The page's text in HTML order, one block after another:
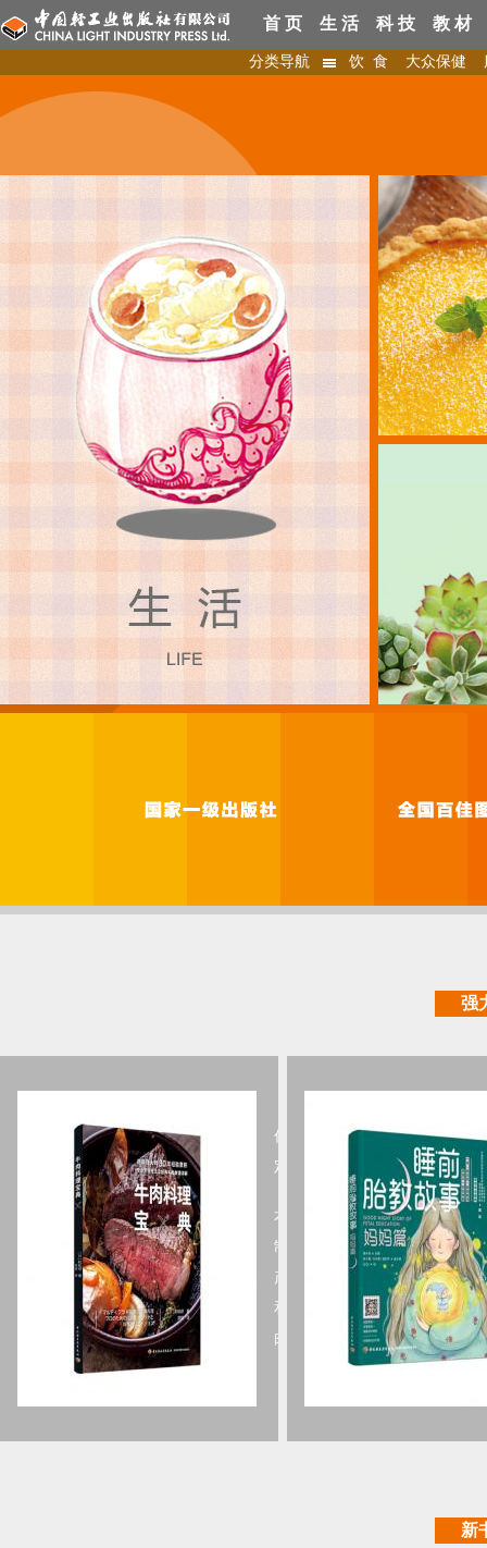
首 页 生 活 科 技 教 材
分类导航 饮 食 大众保健
强
作者：[日]和知彻
定价：￥78.00
本书作者拥有30余年丰富的肉
制作经验，为读者详细介绍了
产地牛肉的特征、常用部位的
和风味以及烤、炖、炸三种基
肉烹……
新